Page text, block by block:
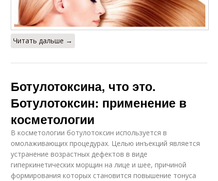
Читать дальше →
Ботулотоксина, что это.
Ботулотоксин: применение в
косметологии
В косметологии ботулотоксин используется в
омолаживающих процедурах. Целью инъекций является
устранение возрастных дефектов в виде
гиперкинетических морщин на лице и шее, причиной
формирования которых становится повышение тонуса